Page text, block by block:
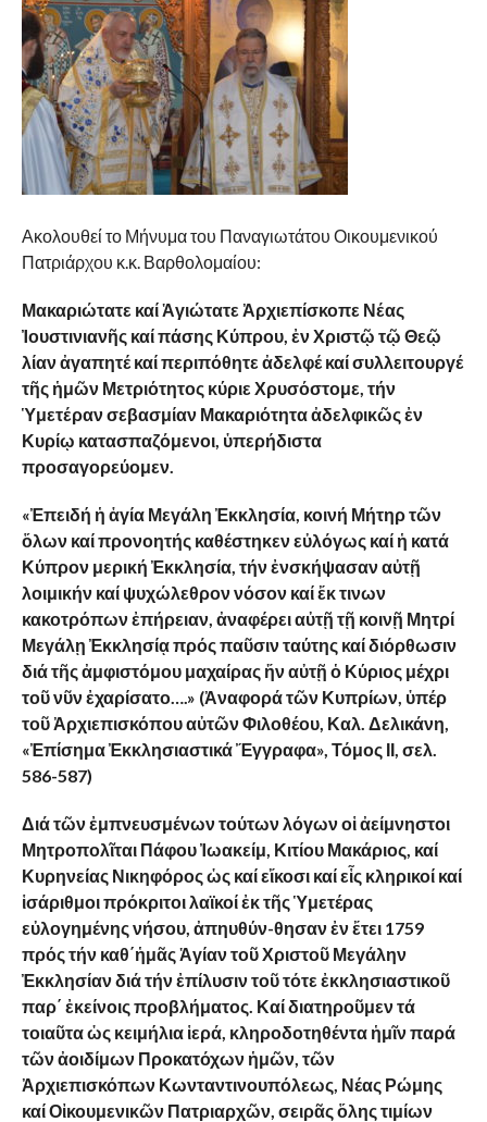
Ακολουθεί το Μήνυμα του Παναγιωτάτου Οικουμενικού
Πατριάρχου κ.κ. Βαρθολομαίου:
Μακαριώτατε καί Ἁγιώτατε Ἀρχιεπίσκοπε Νέας
Ἰουστινιανῆς καί πάσης Κύπρου, ἐν Χριστῷ τῷ Θεῷ
λίαν ἀγαπητέ καί περιπόθητε ἀδελφέ καί συλλειτουργέ
τῆς ἡμῶν Μετριότητος κύριε Χρυσόστομε, τήν
Ὑμετέραν σεβασμίαν Μακαριότητα ἀδελφικῶς ἐν
Κυρίῳ κατασπαζόμενοι, ὑπερήδιστα
προσαγορεύομεν.
«Ἐπειδή ἡ ἁγία Μεγάλη Ἐκκλησία, κοινή Μήτηρ τῶν
ὅλων καί προνοητής καθέστηκεν εὐλόγως καί ἡ κατά
Κύπρον μερική Ἐκκλησία, τήν ἐνσκήψασαν αὐτῇ
λοιμικήν καί ψυχώλεθρον νόσον καί ἔκ τινων
κακοτρόπων ἐπήρειαν, ἀναφέρει αὐτῇ τῇ κοινῇ Μητρί
Μεγάλῃ Ἐκκλησίᾳ πρός παῦσιν ταύτης καί διόρθωσιν
διά τῆς ἀμφιστόμου μαχαίρας ἥν αὐτῇ ὁ Κύριος μέχρι
τοῦ νῦν ἐχαρίσατο….» (Ἀναφορά τῶν Κυπρίων, ὑπέρ
τοῦ Ἀρχιεπισκόπου αὐτῶν Φιλοθέου, Καλ. Δελικάνη,
«Ἐπίσημα Ἐκκλησιαστικά Ἔγγραφα», Τόμος ΙΙ, σελ.
586-587)
Διά τῶν ἐμπνευσμένων τούτων λόγων οἱ ἀείμνηστοι
Μητροπολῖται Πάφου Ἰωακείμ, Κιτίου Μακάριος, καί
Κυρηνείας Νικηφόρος ὡς καί εἴκοσι καί εἷς κληρικοί καί
ἱσάριθμοι πρόκριτοι λαϊκοί ἐκ τῆς Ὑμετέρας
εὐλογημένης νήσου, ἀπηυθύν-θησαν ἐν ἔτει 1759
πρός τήν καθ΄ἡμᾶς Ἁγίαν τοῦ Χριστοῦ Μεγάλην
Ἐκκλησίαν διά τήν ἐπίλυσιν τοῦ τότε ἐκκλησιαστικοῦ
παρ΄ ἐκείνοις προβλήματος. Καί διατηροῦμεν τά
τοιαῦτα ὡς κειμήλια ἱερά, κληροδοτηθέντα ἡμῖν παρά
τῶν ἀοιδίμων Προκατόχων ἡμῶν, τῶν
Ἀρχιεπισκόπων Κωνταντινουπόλεως, Νέας Ρώμης
καί Οἰκουμενικῶν Πατριαρχῶν, σειρᾶς ὅλης τιμίων